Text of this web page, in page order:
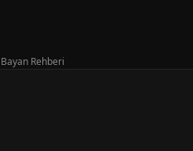
Rehberi